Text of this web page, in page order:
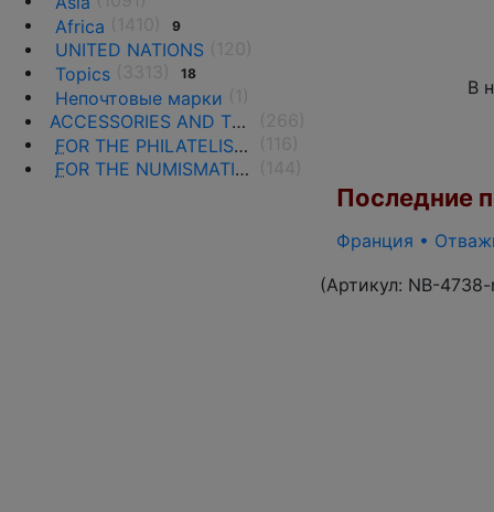
Africa
9
UNITED NATIONS
Topics
18
Непочтовые марки
ACCESSORIES AND THE LITERATURE
FOR THE PHILATELISTS
FOR THE NUMISMATISTS
В
Последние
Франция •
(Артикул: NB-4738-